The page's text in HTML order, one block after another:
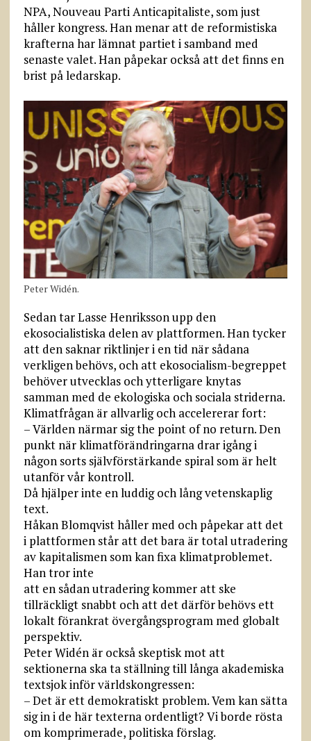
NPA, Nouveau Parti Anticapitaliste, som just
håller kongress. Han menar att de reformistiska
krafterna har lämnat partiet i samband med
senaste valet. Han påpekar också att det finns en
brist på ledarskap.
Peter Widén.
Sedan tar Lasse Henriksson upp den
ekosocialistiska delen av plattformen. Han tycker
att den saknar riktlinjer i en tid när sådana
verkligen behövs, och att ekosocialism-begreppet
behöver utvecklas och ytterligare knytas
samman med de ekologiska och sociala striderna.
Klimatfrågan är allvarlig och accelererar fort:
– Världen närmar sig the point of no return. Den
punkt när klimatförändringarna drar igång i
någon sorts självförstärkande spiral som är helt
utanför vår kontroll.
Då hjälper inte en luddig och lång vetenskaplig
text.
Håkan Blomqvist håller med och påpekar att det
i plattformen står att det bara är total utradering
av kapitalismen som kan fixa klimatproblemet.
Han tror inte
att en sådan utradering kommer att ske
tillräckligt snabbt och att det därför behövs ett
lokalt förankrat övergångsprogram med globalt
perspektiv.
Peter Widén är också skeptisk mot att
sektionerna ska ta ställning till långa akademiska
textsjok inför världskongressen:
– Det är ett demokratiskt problem. Vem kan sätta
sig in i de här texterna ordentligt? Vi borde rösta
om komprimerade, politiska förslag.